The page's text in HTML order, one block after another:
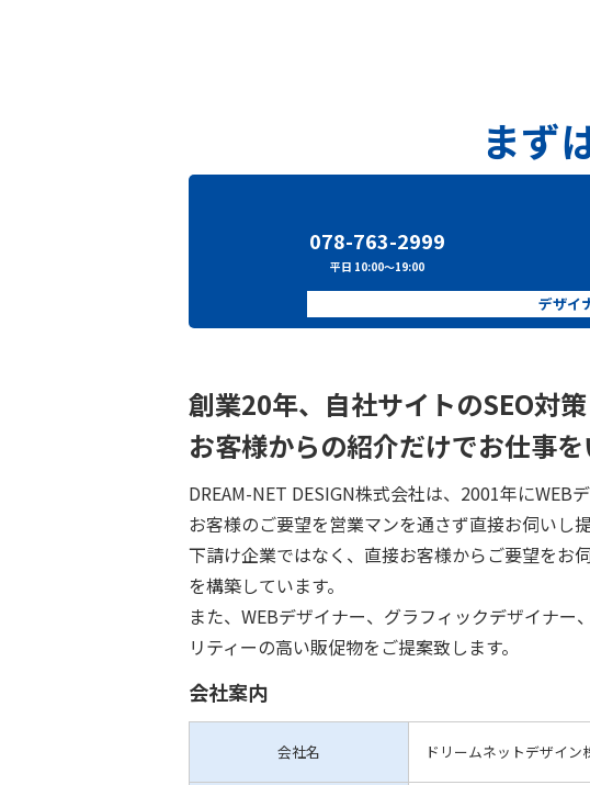
まず
078-763-2999
平日 10:00～19:00
デザイ
創業20年、自社サイトのSEO対
お客様からの紹介だけでお仕事を
DREAM-NET DESIGN株式会社は、2001年にWEB
お客様のご要望を営業マンを通さず直接お伺いし
下請け企業ではなく、直接お客様からご要望をお
を構築しています。
また、WEBデザイナー、グラフィックデザイナ
リティーの高い販促物をご提案致します。
会社案内
会社名 ドリームネットデザイン